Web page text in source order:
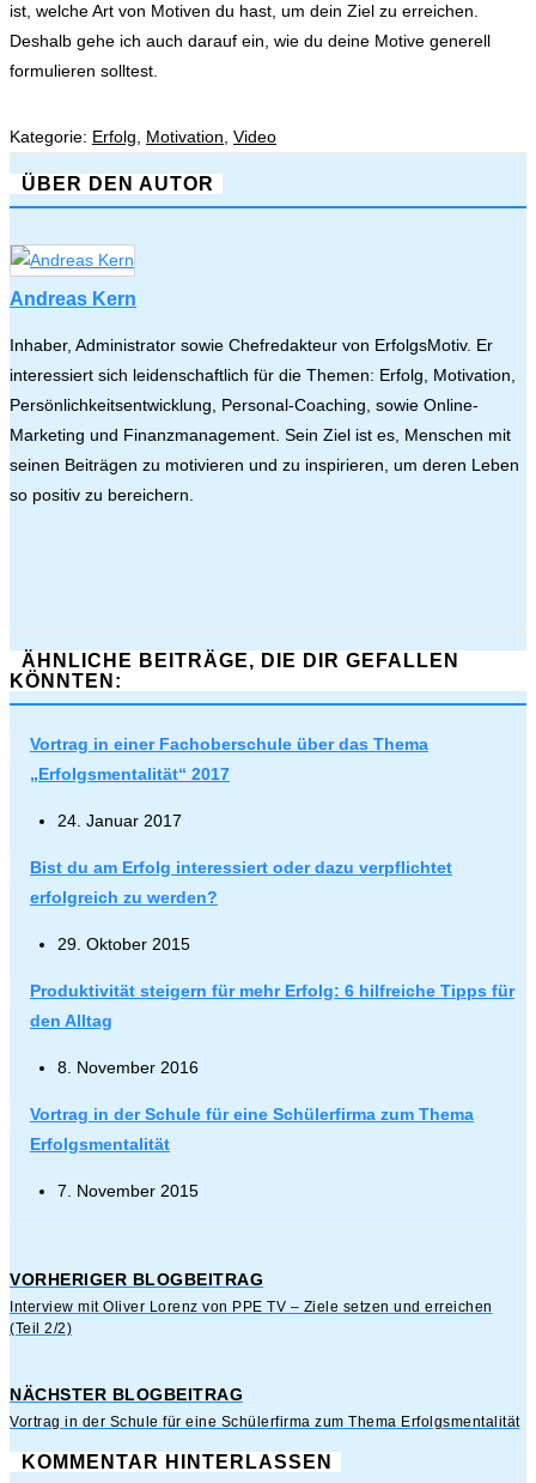
ist, welche Art von Motiven du hast, um dein Ziel zu erreichen.
Deshalb gehe ich auch darauf ein, wie du deine Motive generell
formulieren solltest.
Kategorie: Erfolg Motivation Video
ÜBER DEN AUTOR
Andreas Kern
Inhaber, Administrator sowie Chefredakteur von ErfolgsMotiv. Er
interessiert sich leidenschaftlich für die Themen: Erfolg, Motivation,
Persönlichkeitsentwicklung, Personal-Coaching, sowie Online-
Marketing und Finanzmanagement. Sein Ziel ist es, Menschen mit
seinen Beiträgen zu motivieren und zu inspirieren, um deren Leben
so positiv zu bereichern.
ÄHNLICHE BEITRÄGE, DIE DIR GEFALLEN
KÖNNTEN:
Vortrag in einer Fachoberschule über das Thema
„Erfolgsmentalität“ 2017
24. Januar 2017
Bist du am Erfolg interessiert oder dazu verpflichtet
erfolgreich zu werden?
29. Oktober 2015
Produktivität steigern für mehr Erfolg: 6 hilfreiche Tipps für
den Alltag
8. November 2016
Vortrag in der Schule für eine Schülerfirma zum Thema
Erfolgsmentalität
7. November 2015
VORHERIGER BLOGBEITRAG
Interview mit Oliver Lorenz von PPE TV – Ziele setzen und erreichen
(Teil 2/2)
NÄCHSTER BLOGBEITRAG
Vortrag in der Schule für eine Schülerfirma zum Thema Erfolgsmentalität
KOMMENTAR HINTERLASSEN